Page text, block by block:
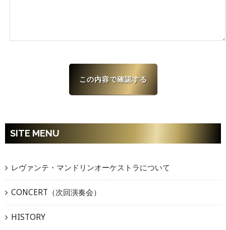
SITE MENU
レヴァンテ・マンドリンオーケストラについて
CONCERT（次回演奏会）
HISTORY